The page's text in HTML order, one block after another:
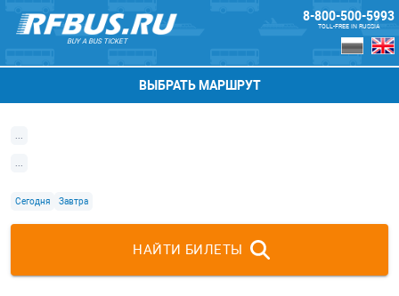
BUY A BUS TICKET
8-800-500-5993
TOLL-FREE IN RUSSIA
ВЫБРАТЬ МАРШРУТ
Сегодня Завтра
НАЙТИ БИЛЕТЫ